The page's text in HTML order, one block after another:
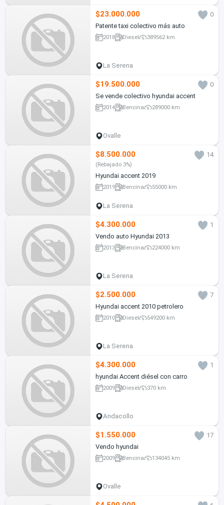
$23.000.000
0
Patente taxi colectivo más auto
2018 Diesel 389562 km
La Serena
$19.500.000
0
Se vende colectivo hyundai accent
2014 Bencina 289000 km
Ovalle
$8.500.000 14
(Rebajado 3%)
Hyundai accent 2019
2019 Bencina 55000 km
La Serena
$4.300.000
1
Vendo auto Hyundai 2013
2013 Bencina 224000 km
La Serena
$2.500.000
7
Hyundai accent 2010 petrolero
2010 Diesel 549200 km
La Serena
$4.300.000
1
hyundai Accent diésel con carro
2009 Diesel 370 km
Andacollo
$1.550.000
17
Vendo hyundai
2009 Bencina 134045 km
Ovalle